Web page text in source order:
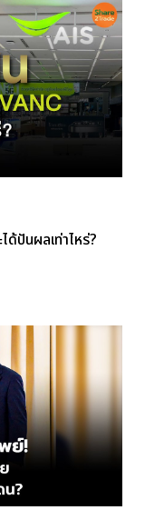
ด้ปันผลเท่าไหร่?